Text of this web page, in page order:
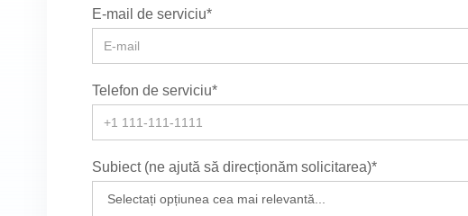
E-mail de serviciu*
Telefon de serviciu*
Subiect (ne ajută să direcționăm solicitarea)*